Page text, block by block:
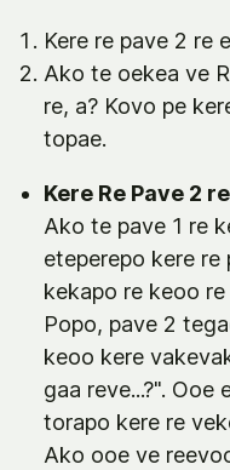
Kere re pave 2 re
Ako te oekea ve
re, a? Kovo pe
topae.
Kere Re Pave 2
Ako te pave 1 re
eteperepo kere re
kekapo re keoo
Popo, pave 2
keoo kere
gaa reve...?".
torapo kere re
Ako ooe ve